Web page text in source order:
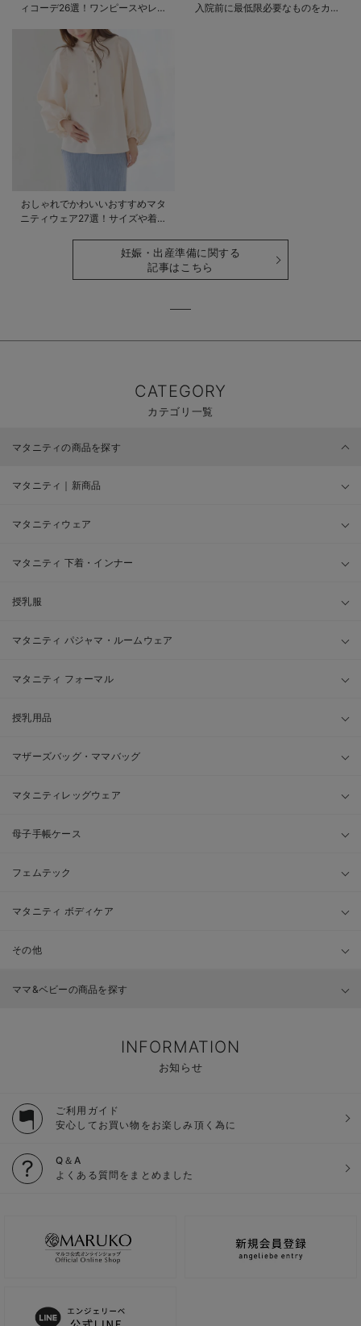
ィコーデ26選！ワンピースやレギ
入院前に最低限必要なものをカテ
おしゃれでかわいいおすすめマタ
ニティウェア27選！サイズや着る
妊娠・出産準備に関する
記事はこちら
CATEGORY
カテゴリ一覧
マタニティの商品を探す
マタニティ｜新商品
マタニティウェア
マタニティ 下着・インナー
授乳服
マタニティ パジャマ・ルームウェア
マタニティ フォーマル
授乳用品
マザーズバッグ・ママバッグ
マタニティレッグウェア
母子手帳ケース
フェムテック
マタニティ ボディケア
その他
ママ&ベビーの商品を探す
INFORMATION
お知らせ
ご利用ガイド
安心してお買い物をお楽しみ頂く為に
Q＆A
よくある質問をまとめました